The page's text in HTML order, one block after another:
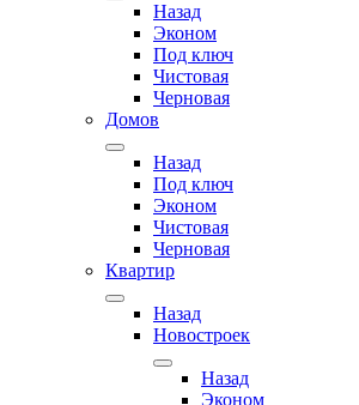
Назад
Эконом
Под ключ
Чистовая
Черновая
Домов
Назад
Под ключ
Эконом
Чистовая
Черновая
Квартир
Назад
Новостроек
Назад
Эконом